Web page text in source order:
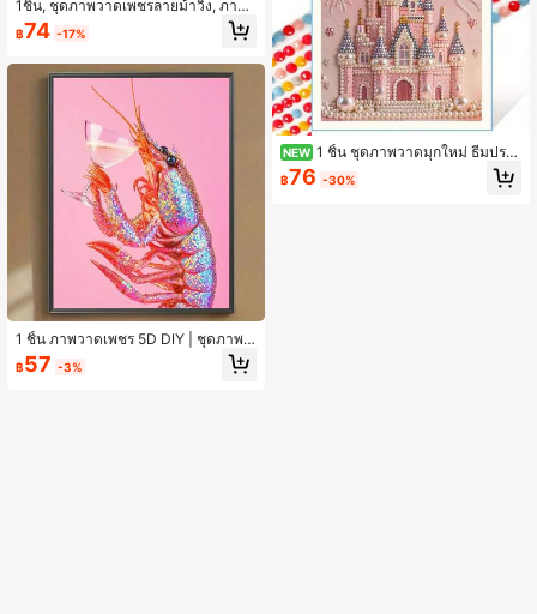
1ชิ้น, ชุดภาพวาดเพชรลายม้าวิ่ง, ภาพว
าดเพชรประดิษฐ์ทำเอง 5d, ภาพวาดตก
แต่งภาพวาดแฮนด์เมด DIY ภาพวาดเ
฿74 -17%
1 ชิ้น ภาพวาดเพชร 5D DIY | ชุดภาพว
าดเพชร DIY สไตล์ดิสโก้สีชมพูหลัก ภา
พวาดกุ้งที่โดดเด่นที่สุดบนพื้นเต้นรำ ตก
฿57 -3%
NEW 1 ชิ้น ชุดภาพวาดมุกใหม่ ธีมปรา
สาทสีชมพูประกาย ทำจากมุก ไม่มีกรอ
บ งานฝีมือ เหมาะสำหรับตกแต่งห้องนอ
฿76 -30%